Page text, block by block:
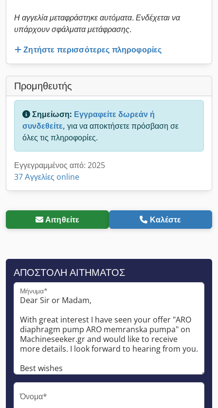
Η αγγελία μεταφράστηκε αυτόματα. Ενδέχεται να
υπάρχουν σφάλματα μετάφρασης.
Ζητήστε περισσότερες πληροφορίες
Προμηθευτής
Σημείωση: Εγγραφείτε δωρεάν ή
συνδεθείτε, για να αποκτήσετε πρόσβαση σε
όλες τις πληροφορίες.
Εγγεγραμμένος από: 2025
37 Αγγελίες online
Αιτηθείτε Καλέστε
ΑΠΟΣΤΟΛΉ ΑΙΤΉΜΑΤΟΣ
Μήνυμα*
Όνομα*